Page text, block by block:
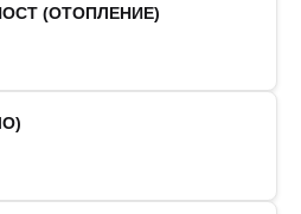
(ОТОПЛЕНИЕ)